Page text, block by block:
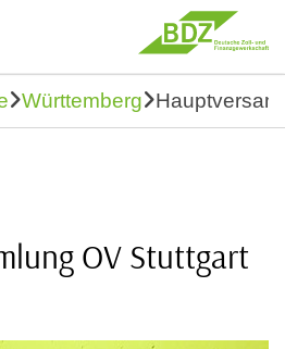
Württemberg
OV Stuttgart